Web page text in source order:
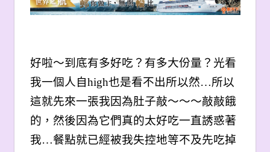
好啦～到底有多好吃？有多大份量？光看
我一個人自high也是看不出所以然…所以
這就先來一張我因為肚子敲～～～敲敲餓
的，然後因為它們真的太好吃一直誘惑著
我…餐點就已經被我失控地等不及先吃掉